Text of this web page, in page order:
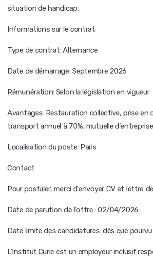
situation de handicap.
Informations sur le contrat
Type de contrat: Alternance
Date de démarrage: Septembre 2026
Rémunération: Selon la législation en vigueur
Avantages: Restauration collective, prise en
transport annuel à 70%, mutuelle d'entreprise
Localisation du poste: Paris
Contact
Pour postuler, merci d'envoyer CV et lettre
Date de parution de l'offre : 02/04/2026
Date limite des candidatures: dès que pourvu
L'Institut Curie est un employeur inclusif